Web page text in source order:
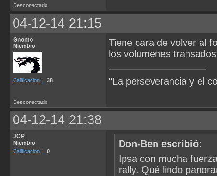
Desconectado
04-12-14 21:15
Gnomo
Miembro
Calificacion : 38
Tiene cara de volver al
los volumenes
"La perseverancia y el
Desconectado
04-12-14 21:38
JCP
Miembro
Calificacion : 0
Don-Ben escribió:
Ipsa con mucha
rally. Qué lindo